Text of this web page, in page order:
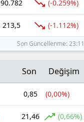
90.782 (-0.259%)
213,5 (-1.112%)
Son Güncellenme: 23:11
Son Değişim
0,85 (0,00%)
21,46 (0,66%)